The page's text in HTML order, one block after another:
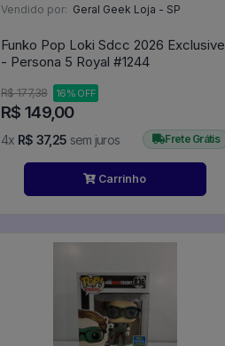
Vendido por: Geral Geek Loja - SP
Funko Pop Loki Sdcc 2026 Exclusive
- Persona 5 Royal #1244
R$ 177,38 16% OFF
R$ 149,00
4x R$ 37,25 sem juros Frete Grátis
Carrinho